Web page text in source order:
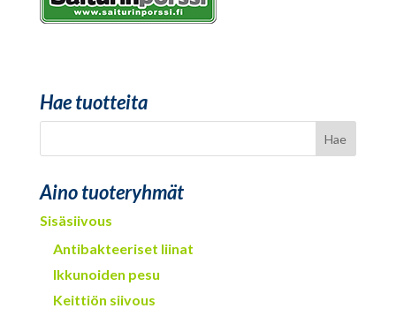
Hae tuotteita
Aino tuoteryhmät
Sisäsiivous
Antibakteeriset liinat
Ikkunoiden pesu
Keittiön siivous